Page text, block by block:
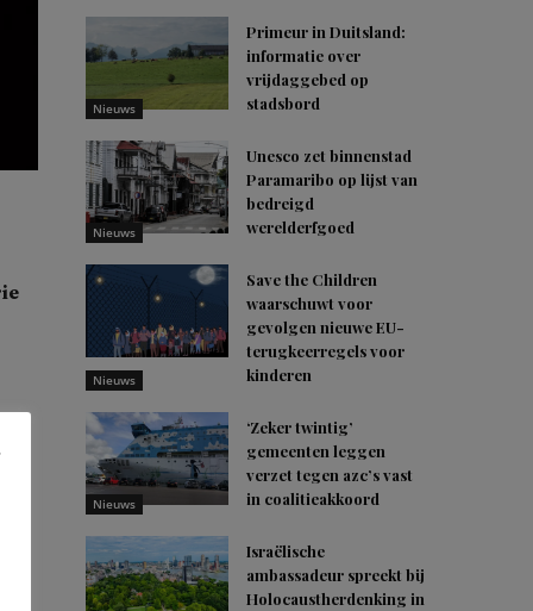
Nieuws
Primeur in Duitsland:
informatie over
vrijdaggebed op
stadsbord
Nieuws
Unesco zet binnenstad
Paramaribo op lijst van
bedreigd
werelderfgoed
Nieuws
Save the Children
waarschuwt voor
gevolgen nieuwe EU-
terugkeerregels voor
kinderen
Nieuws
‘Zeker twintig’
gemeenten leggen
verzet tegen azc’s vast
in coalitieakkoord
Israëlische
ambassadeur spreekt bij
Holocaustherdenking in